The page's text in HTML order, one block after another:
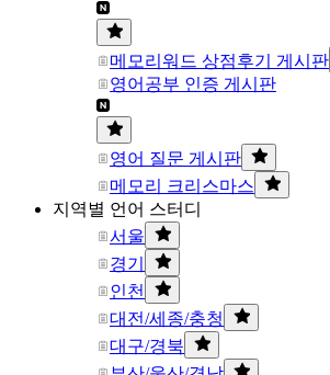
메모리워드 상점후기 게시판
영어공부 인증 게시판
영어 질문 게시판
메모리 크리스마스
지역별 언어 스터디
서울
경기
인천
대전/세종/충청
대구/경북